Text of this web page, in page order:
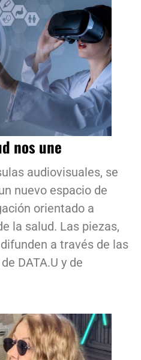
nos une
audiovisuales, se
nuevo espacio de
orientado a
la salud. Las piezas,
a través de las
DATA.U y de